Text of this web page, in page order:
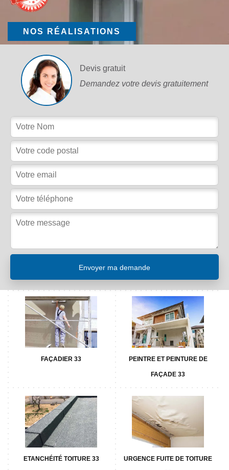
NOS RÉALISATIONS
Devis gratuit
Demandez votre devis gratuitement
FAÇADIER 33 PEINTRE ET PEINTURE DE
FAÇADE 33
ETANCHÉITÉ TOITURE 33 URGENCE FUITE DE TOITURE